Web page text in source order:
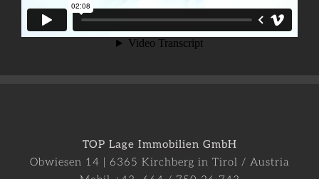
TOP Lage Immobilien GmbH
Obwiesen 14 | 6365 Kirchberg in Tirol / Austria